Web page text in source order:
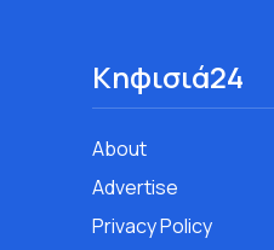
Κηφισιά24
About
Advertise
Privacy Policy